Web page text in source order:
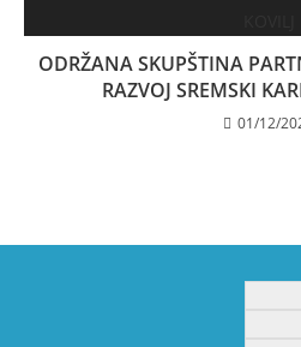
ODRŽANA SKUPŠTINA
RAZVOJ SREMSKI
01/12/